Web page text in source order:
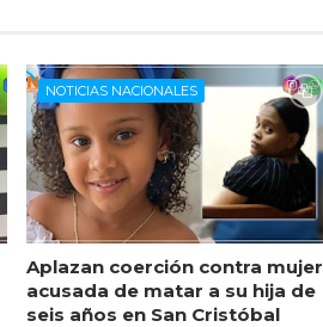
NOTICIAS NACIONALES
Aplazan coerción contra mujer
acusada de matar a su hija de
seis años en San Cristóbal